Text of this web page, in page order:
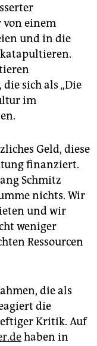
einem
und in die
sich als „Die
im
Geld, diese
finanziert.
Schmitz
nichts. Wir
und wir
weniger
Ressourcen
die als
die
Kritik. Auf
haben in